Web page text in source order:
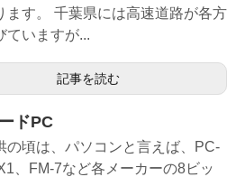
ます。 千葉県には高速道路が各方
ていますが...
記事を読む
ドPC
の頃は、パソコンと言えば、PC-
、FM-7など各メーカーの8ビッ